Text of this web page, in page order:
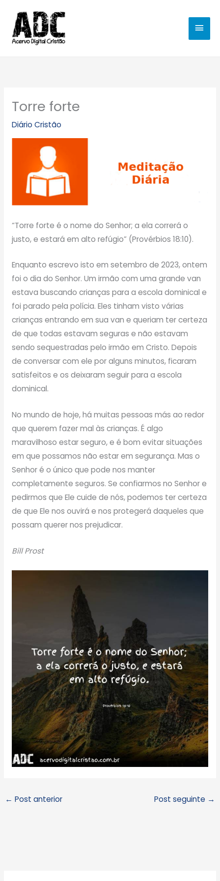
para
conteúdo
Torre forte
Diário Cristão
“Torre forte é o nome do Senhor; a ela correrá o
justo, e estará em alto refúgio” (Provérbios 18:10).
Enquanto escrevo isto em setembro de 2023, ontem
foi o dia do Senhor. Um irmão com uma grande van
estava buscando crianças para a escola dominical e
foi parado pela polícia. Eles tinham visto várias
crianças entrando em sua van e queriam ter certeza
de que todas estavam seguras e não estavam
sendo sequestradas pelo irmão em Cristo. Depois
de conversar com ele por alguns minutos, ficaram
satisfeitos e os deixaram seguir para a escola
dominical.
No mundo de hoje, há muitas pessoas más ao redor
que querem fazer mal às crianças. É algo
maravilhoso estar seguro, e é bom evitar situações
em que possamos não estar em segurança. Mas o
Senhor é o único que pode nos manter
completamente seguros. Se confiarmos no Senhor e
pedirmos que Ele cuide de nós, podemos ter certeza
de que Ele nos ouvirá e nos protegerá daqueles que
possam querer nos prejudicar.
Bill Prost
← Post anterior Post seguinte →